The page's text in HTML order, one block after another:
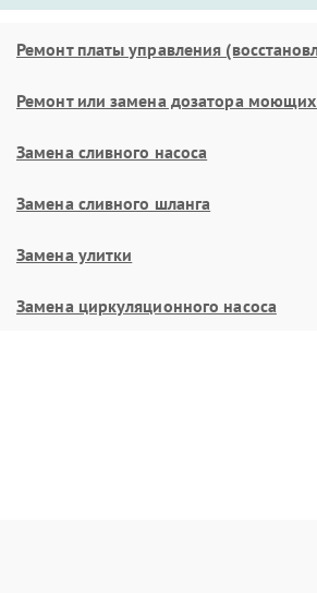
Ремонт платы управления
Ремонт или замена дозатора моющих
Замена сливного насоса
Замена сливного шланга
Замена улитки
Замена циркуляционного насоса